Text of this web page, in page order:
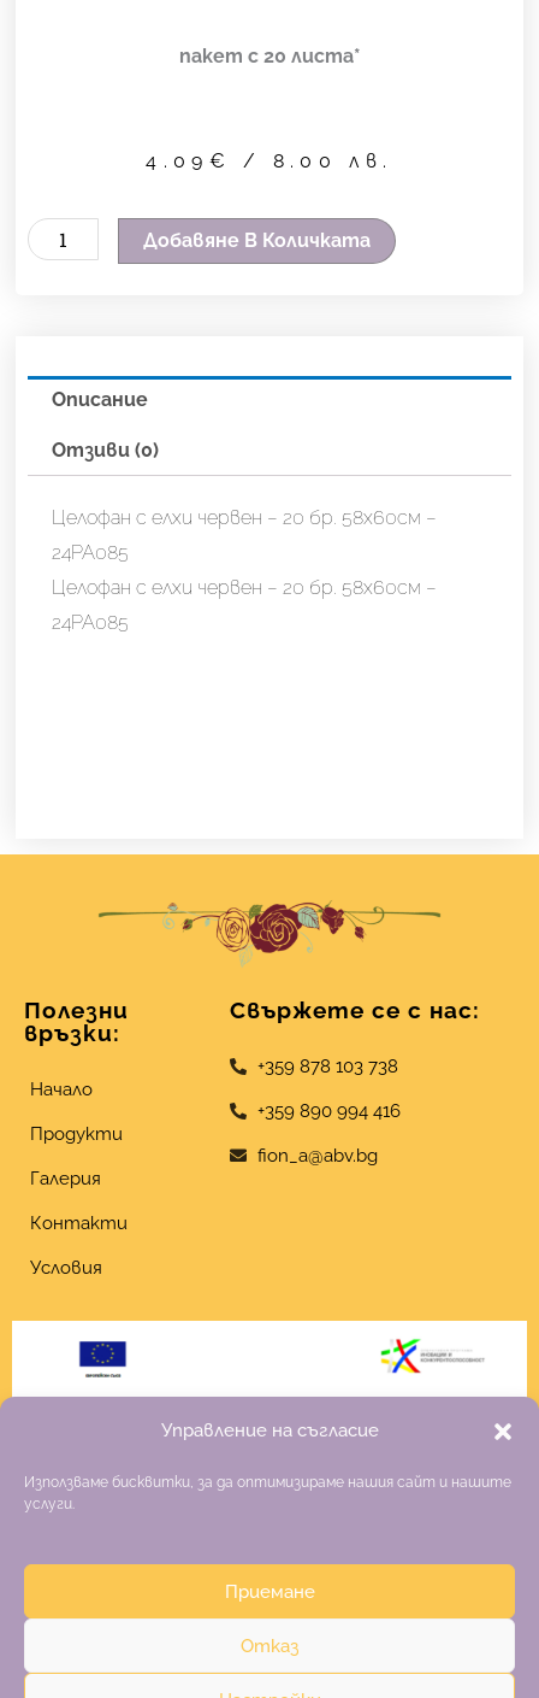
Управление на съгласие
Използваме бисквитки, за да оптимизираме нашия сайт и нашите
услуги.
Приемане
Отказ
пакет с 20 листа*
4.09 € / 8.00 лв.
количество
елхи
червен
20
бр.
58х60см
24PA085
Добавяне В Количката
Описание
Отзиви (0)
Целофан с елхи червен – 20 бр. 58х60см –
24PA085
Целофан с елхи червен – 20 бр. 58х60см –
24PA085
Полезни
връзки:
Начало
Продукти
Галерия
Контакти
Условия
Свържете се с нас:
+359 878 103 738
+359 890 994 416
fion_a@abv.bg
Copyright 2026 Fiona
Изработка на онлайн магазин–websitebuilderbg.eu